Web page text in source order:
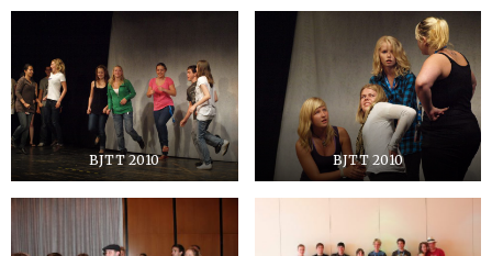
BJTT 2010 BJTT 2010